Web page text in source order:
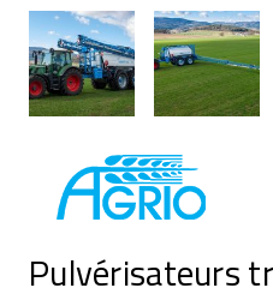
Pulvérisateurs